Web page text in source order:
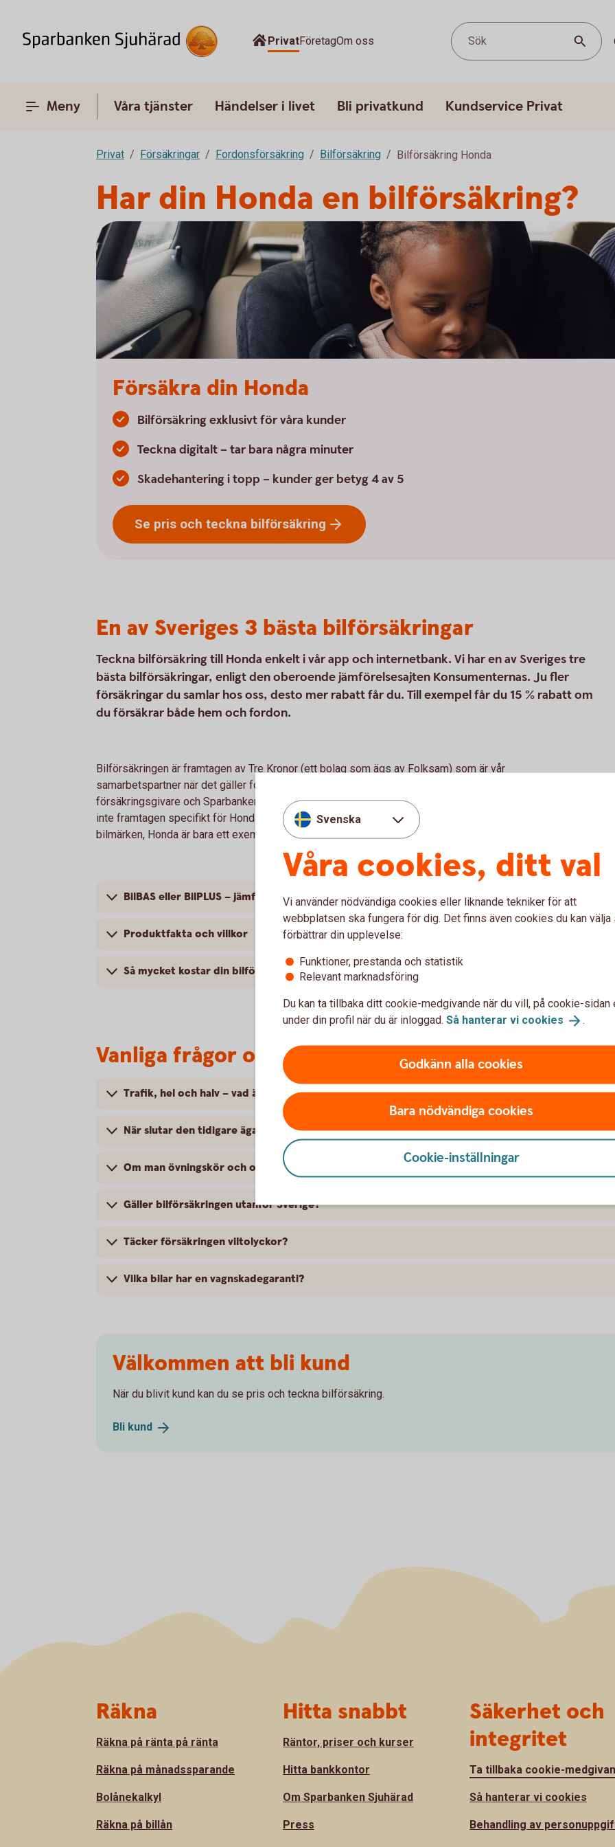
PrivatFöretagOm oss Sök
Meny Våra tjänster Händelser i livet Bli privatkund Kundservice Privat
Privat Försäkringar Fordonsförsäkring Bilförsäkring Bilförsäkring Honda
Har din Honda en bilförsäkring?
Försäkra din Honda
Bilförsäkring exklusivt för våra kunder
Teckna digitalt – tar bara några minuter
Skadehantering i topp – kunder ger betyg 4 av 5
Se pris och teckna bilförsäkring
En av Sveriges 3 bästa bilförsäkringar
Teckna bilförsäkring till Honda enkelt i vår app och internetbank. Vi har en av Sveriges tre
bästa bilförsäkringar, enligt den oberoende jämförelsesajten Konsumenternas. Ju fler
försäkringar du samlar hos oss, desto mer rabatt får du. Till exempel får du 15 % rabatt om
du försäkrar både hem och fordon.
Bilförsäkringen är framtagen av Tre Kronor (ett bolag som ägs av Folksam) som är vår
samarbetspartner när det gäller fordonsförsäkringar. Tre Kronor Försäkring AB är
försäkringsgivare och Sparbanken Sjuhärad är försäkringsförmedlare. Bilförsäkringen är
inte framtagen specifikt för Honda; bilförsäkringen vi erbjuder kan tecknas för alla
bilmärken, Honda är bara ett exempel.
BilBAS eller BilPLUS – jämför innehåll
Produktfakta och villkor
Så mycket kostar din bilförsäkring
Vanliga frågor om att försäkra Honda
Trafik, hel och halv – vad är det för skillnad på försäkringarna?
När slutar den tidigare ägarens försäkring att gälla?
Om man övningskör och olyckan är framme, täcker bilförsäkringen då?
Gäller bilförsäkringen utanför Sverige?
Täcker försäkringen viltolyckor?
Vilka bilar har en vagnskadegaranti?
Välkommen att bli kund
När du blivit kund kan du se pris och teckna bilförsäkring.
Bli kund
Svenska
Våra cookies, ditt val
Vi använder nödvändiga cookies eller liknande tekniker för att
webbplatsen ska fungera för dig. Det finns även cookies du kan välja
förbättrar din upplevelse:
Funktioner, prestanda och statistik
Relevant marknadsföring
Du kan ta tillbaka ditt cookie-medgivande när du vill, på cookie-sidan
under din profil när du är inloggad. Så hanterar vi cookies .
Godkänn alla cookies
Bara nödvändiga cookies
Cookie-inställningar
Räkna
Räkna på ränta på ränta
Räkna på månadssparande
Bolånekalkyl
Räkna på billån
Hitta snabbt
Räntor, priser och kurser
Hitta bankkontor
Om Sparbanken Sjuhärad
Press
Säkerhet och
integritet
Ta tillbaka cookie-
Så hanterar vi cookies
Behandling av